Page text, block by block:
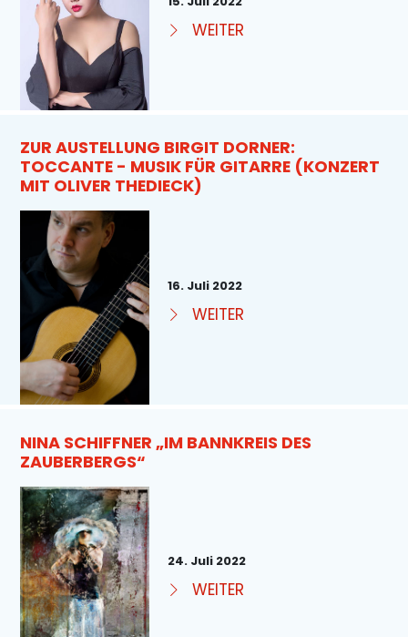
WEITER
ZUR AUSTELLUNG BIRGIT DORNER:
TOCCANTE - MUSIK FÜR GITARRE (KONZERT
MIT OLIVER THEDIECK)
16. Juli 2022
WEITER
NINA SCHIFFNER „IM BANNKREIS DES
ZAUBERBERGS“
24. Juli 2022
WEITER